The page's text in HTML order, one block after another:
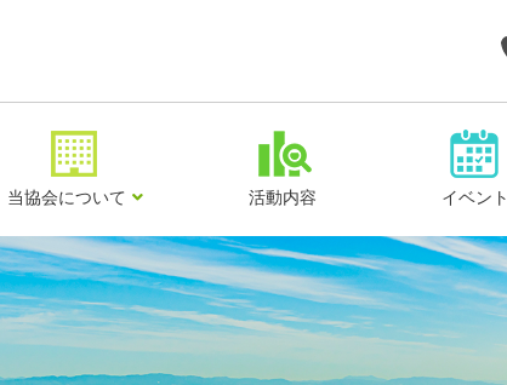
当協会について 活動内容 イベント